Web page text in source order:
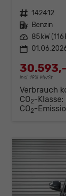
Fahrzeugnr. 142412
Kraftstoff Benzin
Leistung 85 kW (116
incl. 19% MwSt.
Verbrauch
CO2-Klasse:
CO2-